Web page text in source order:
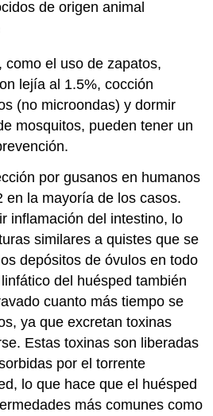
de origen animal
como el uso de zapatos,
lejía al 1.5%, cocción
(no microondas) y dormir
mosquitos, pueden tener un
por gusanos en humanos
en la mayoría de los casos.
inflamación del intestino, lo
similares a quistes que se
depósitos de óvulos en todo
del huésped también
cuanto más tiempo se
ya que excretan toxinas
Estas toxinas son liberadas
por el torrente
lo que hace que el huésped
más comunes como